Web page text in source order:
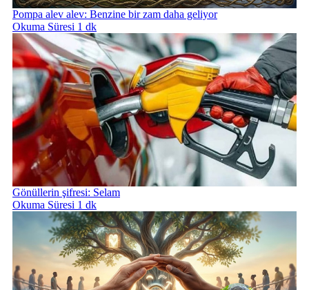
Pompa alev alev: Benzine bir zam daha geliyor
Okuma Süresi 1 dk
Gönüllerin şifresi: Selam
Okuma Süresi 1 dk